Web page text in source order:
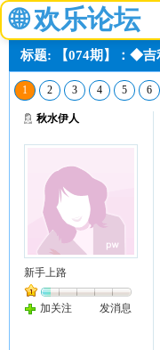
🌐 欢乐论坛
标题: 【074期】：◆
1 2 3 4 5 6
秋水伊人
新手上路
加关注 发消息